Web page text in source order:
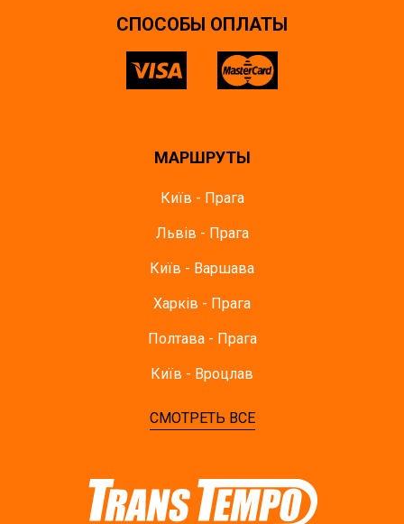
CПОСОБЫ ОПЛАТЫ
МАРШРУТЫ
Київ - Прага
Львів - Прага
Київ - Варшава
Харків - Прага
Полтава - Прага
Київ - Вроцлав
СМОТРЕТЬ ВСЕ